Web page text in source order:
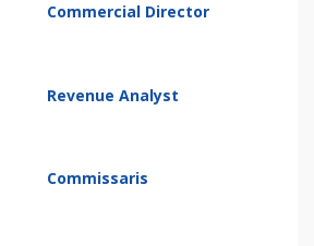
Commercial Director
Revenue Analyst
Commissaris